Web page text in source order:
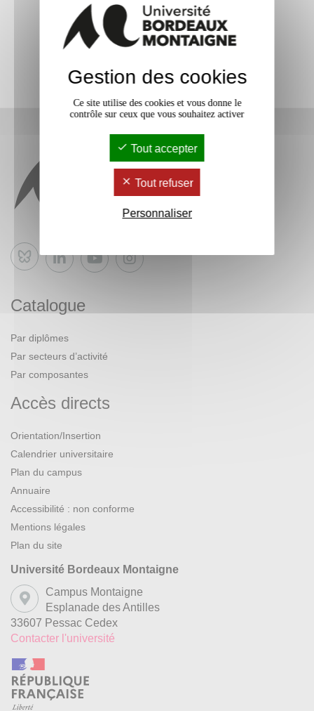
Bluesky
Catalogue
Par diplômes
Par secteurs d’activité
Par composantes
Accès directs
Orientation/Insertion
Calendrier universitaire
Plan du campus
Annuaire
Accessibilité : non conforme
Mentions légales
Plan du site
Université Bordeaux Montaigne
Campus Montaigne
Esplanade des Antilles
33607 Pessac Cedex
Contacter l'université
Gestion des cookies
Ce site utilise des cookies et vous donne le
contrôle sur ceux que vous souhaitez activer
Tout accepter
Tout refuser
Personnaliser